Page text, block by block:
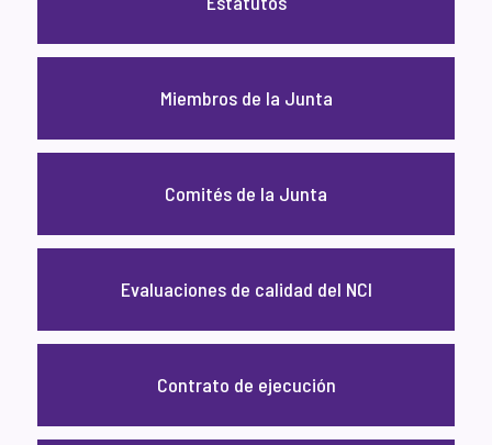
Miembros de la Junta
Comités de la Junta
Evaluaciones de calidad del NCI
Contrato de ejecución